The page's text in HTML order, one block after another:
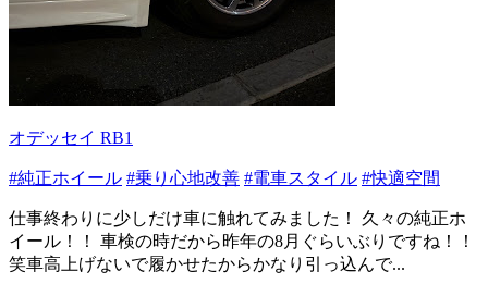
オデッセイ RB1
#純正ホイール #乗り心地改善 #電車スタイル #快適空間
仕事終わりに少しだけ車に触れてみました！ 久々の純正ホ
イール！！ 車検の時だから昨年の8月ぐらいぶりですね！！
笑車高上げないで履かせたからかなり引っ込んで...